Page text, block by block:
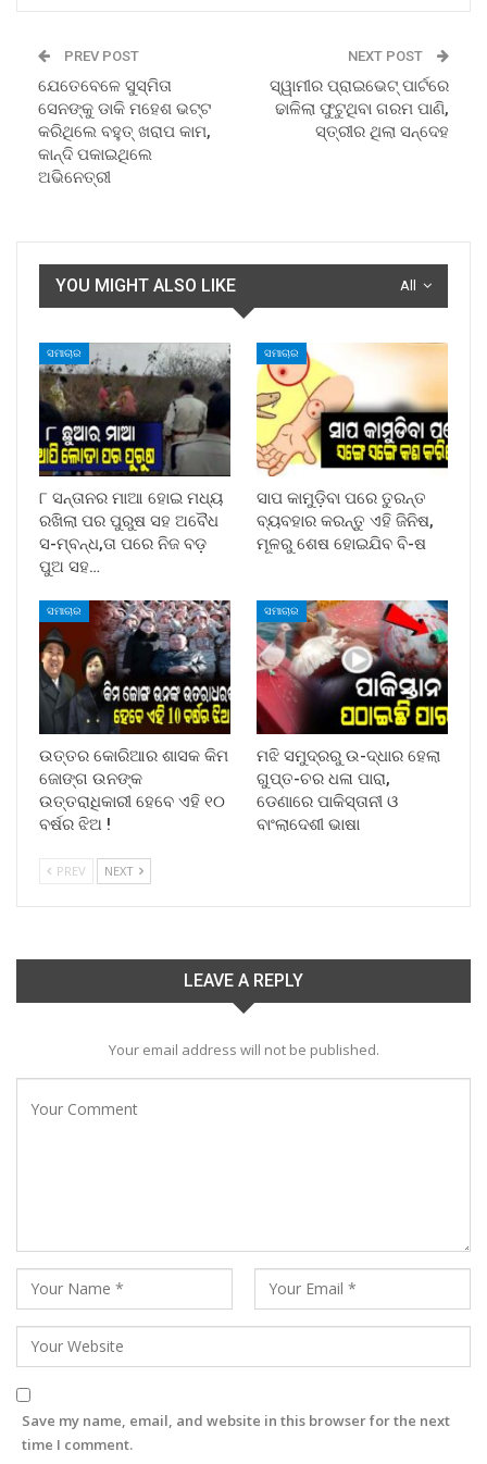
PREV POST
ଯେତେବେଳେ ସୁସ୍ମିତା
ସେନଙ୍କୁ ଡାକି ମହେଶ ଭଟ୍ଟ
କରିଥିଲେ ବହୁତ୍ ଖରାପ କାମ,
କାନ୍ଦି ପକାଇଥିଲେ
ଅଭିନେତ୍ରୀ
NEXT POST
ସ୍ୱାମୀର ପ୍ରାଇଭେଟ୍ ପାର୍ଟରେ
ଢାଳିଲା ଫୁଟୁଥିବା ଗରମ ପାଣି,
ସ୍ତ୍ରୀର ଥିଲା ସନ୍ଦେହ
All
YOU MIGHT ALSO LIKE
ସମାଚାର
୮ ସନ୍ତାନର ମାଆ ହୋଇ ମଧ୍ୟ
ରଖିଲା ପର ପୁରୁଷ ସହ ଅବୈଧ
ସ-ମ୍ବନ୍ଧ,ତା ପରେ ନିଜ ବଡ଼
ପୁଅ ସହ…
ସମାଚାର
ସାପ କାମୁଡ଼ିବା ପରେ ତୁରନ୍ତ
ବ୍ୟବହାର କରନ୍ତୁ ଏହି ଜିନିଷ,
ମୂଳରୁ ଶେଷ ହୋଇଯିବ ବି-ଷ
ସମାଚାର
ଉତ୍ତର କୋରିଆର ଶାସକ କିମ
ଜୋଙ୍ଗ ଉନଙ୍କ
ଉତ୍ତରାଧିକାରୀ ହେବେ ଏହି ୧୦
ବର୍ଷର ଝିଅ !
ସମାଚାର
ମଝି ସମୁଦ୍ରରୁ ଉ-ଦ୍ଧାର ହେଲା
ଗୁପ୍ତ-ଚର ଧଳା ପାରା,
ଡେଣାରେ ପାକିସ୍ତାନୀ ଓ
ବାଂଲାଦେଶୀ ଭାଷା
PREV NEXT
LEAVE A REPLY
Your email address will not be published.
Save my name, email, and website in this browser for the next
time I comment.